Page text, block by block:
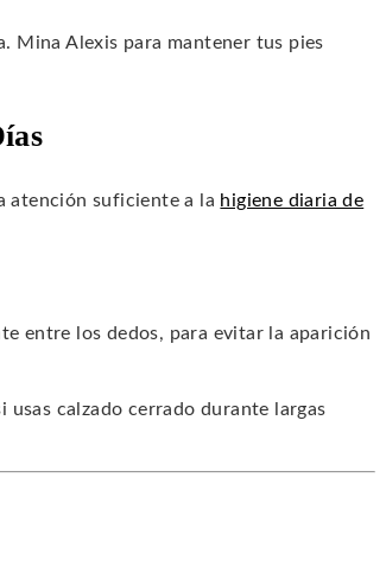
Mina Alexis para mantener tus pies
atención suficiente a la higiene diaria de
entre los dedos, para evitar la aparición
calzado cerrado durante largas